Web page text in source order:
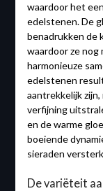
waardoor het
edelstenen. De
benadrukken de
waardoor ze
harmonieuze
edelstenen
aantrekkelijk
verfijning
en de warme
boeiende
sieraden
De variëteit